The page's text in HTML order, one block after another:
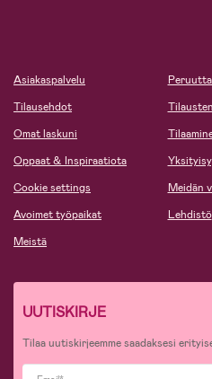
Asiakaspalvelu
Tilausehdot
Omat laskuni
Oppaat & Inspiraatiota
Cookie settings
Avoimet työpaikat
Meistä
Meidän
Lehdistö
UUTISKIRJE
Tilaa uutiskirjeemme saadaksesi